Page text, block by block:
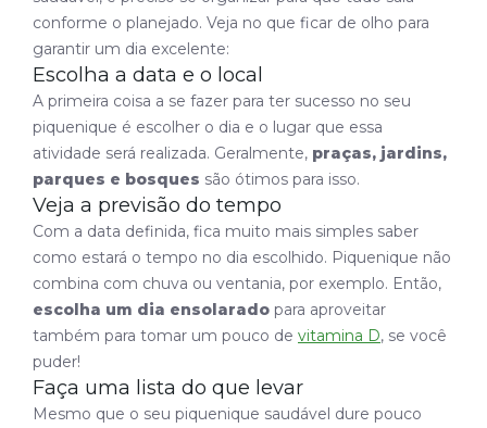
conforme o planejado. Veja no que ficar de olho para
garantir um dia excelente:
Escolha a data e o local
A primeira coisa a se fazer para ter sucesso no seu
piquenique é escolher o dia e o lugar que essa
atividade será realizada. Geralmente, praças, jardins,
parques e bosques são ótimos para isso.
Veja a previsão do tempo
Com a data definida, fica muito mais simples saber
como estará o tempo no dia escolhido. Piquenique não
combina com chuva ou ventania, por exemplo. Então,
escolha um dia ensolarado para aproveitar
também para tomar um pouco de vitamina D, se você
puder!
Faça uma lista do que levar
Mesmo que o seu piquenique saudável dure pouco